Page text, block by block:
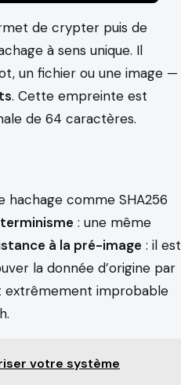
de crypter puis de
à sens unique. Il
un fichier ou une image —
. Cette empreinte est
de 64 caractères.
comme SHA256
: une même
à la pré-image : il est
la donnée d’origine par
extrêmement improbable
votre système